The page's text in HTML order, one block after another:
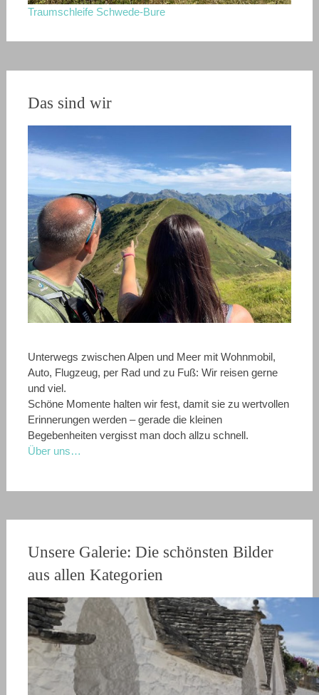
Traumschleife Schwede-Bure
Das sind wir
Unterwegs zwischen Alpen und Meer mit Wohnmobil,
Auto, Flugzeug, per Rad und zu Fuß: Wir reisen gerne
und viel.
Schöne Momente halten wir fest, damit sie zu wertvollen
Erinnerungen werden – gerade die kleinen
Begebenheiten vergisst man doch allzu schnell.
Über uns…
Unsere Galerie: Die schönsten Bilder
aus allen Kategorien